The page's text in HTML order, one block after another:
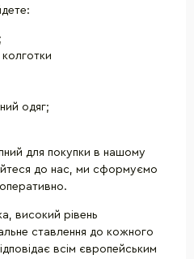
одяг;
для покупки в нашому
до нас, ми сформуємо
високий рівень
ставлення до кожного
всім європейським